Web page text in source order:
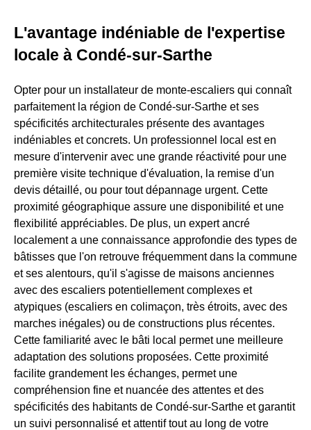
L'avantage indéniable de l'expertise
locale à Condé-sur-Sarthe
Opter pour un installateur de monte-escaliers qui connaît
parfaitement la région de Condé-sur-Sarthe et ses
spécificités architecturales présente des avantages
indéniables et concrets. Un professionnel local est en
mesure d'intervenir avec une grande réactivité pour une
première visite technique d'évaluation, la remise d'un
devis détaillé, ou pour tout dépannage urgent. Cette
proximité géographique assure une disponibilité et une
flexibilité appréciables. De plus, un expert ancré
localement a une connaissance approfondie des types de
bâtisses que l'on retrouve fréquemment dans la commune
et ses alentours, qu'il s'agisse de maisons anciennes
avec des escaliers potentiellement complexes et
atypiques (escaliers en colimaçon, très étroits, avec des
marches inégales) ou de constructions plus récentes.
Cette familiarité avec le bâti local permet une meilleure
adaptation des solutions proposées. Cette proximité
facilite grandement les échanges, permet une
compréhension fine et nuancée des attentes et des
spécificités des habitants de Condé-sur-Sarthe et garantit
un suivi personnalisé et attentif tout au long de votre